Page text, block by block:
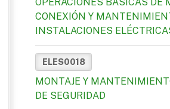
OPERACIONES BÁSICAS DE
CONEXIÓN Y
INSTALACIONES
ELES0018
MONTAJE Y
DE SEGURIDAD